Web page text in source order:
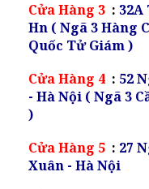
Cửa Hàng 3 :
Hn ( Ngã 3 Hàng
Quốc Tử Giám )
Cửa Hàng 4 : 52
- Hà Nội ( Ngã 3
)
Cửa Hàng 5 : 27
Xuân - Hà Nội